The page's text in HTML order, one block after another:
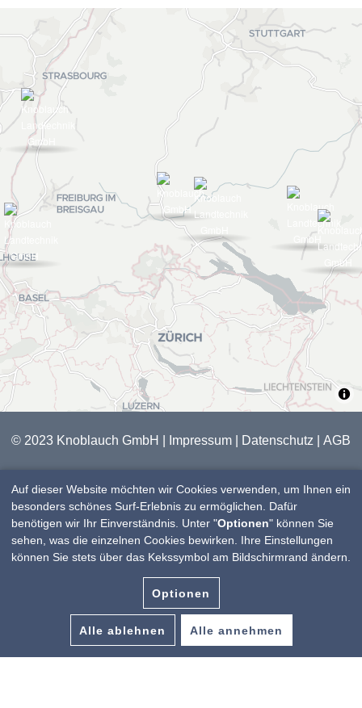
© 2023 Knoblauch GmbH | Impressum Datenschutz AGB
Auf dieser Website möchten wir Cookies verwenden, um Ihnen ein
besonders schönes Surf-Erlebnis zu ermöglichen. Dafür
benötigen wir Ihr Einverständnis. Unter "Optionen" können Sie
sehen, was die einzelnen Cookies bewirken. Ihre Einstellungen
können Sie stets über das Kekssymbol am Bildschirmrand ändern.
Optionen
Alle ablehnen Alle annehmen